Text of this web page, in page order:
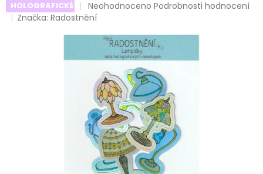
HOLOGRAFICKÉ
Průměrné
hodnocení
je
z
hvězdiček.
Neohodnoceno Podrobnosti hodnocení
Značka:Radostnění